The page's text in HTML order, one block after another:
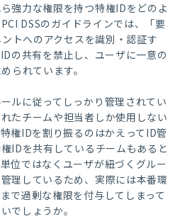
強力な権限を持つ特権IDをどのよ
DSSのガイドラインでは、「要
トへのアクセスを識別・認証す
の共有を禁止し、ユーザに一意の
られています。
ルに従ってしっかり管理されてい
たチームや担当者しか使用しない
権IDを割り振るのはかえってID管
IDを共有しているチームもあると
位ではなくユーザが紐づくグルー
理しているため、実際には本番環
で過剰な権限を付与してしまって
でしょうか。